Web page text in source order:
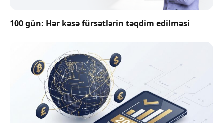
100 gün: Hər kəsə fürsətlərin təqdim edilməsi